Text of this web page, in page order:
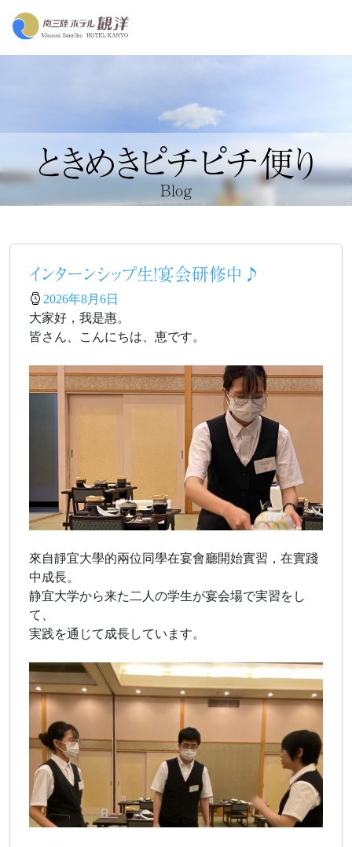
ときめきピチピチ便り
Blog
インターンシップ生！宴会研修中♪
2026年8月6日
大家好，我是惠。
皆さん、こんにちは、恵です。
來自靜宜大學的兩位同學在宴會廳開始實習，在實踐
中成長。
静宜大学から来た二人の学生が宴会場で実習をし
て、
実践を通じて成長しています。